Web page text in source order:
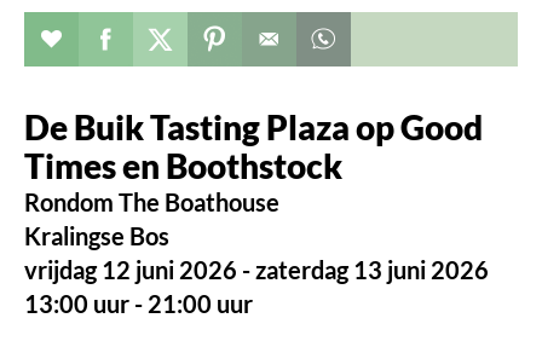
Evenement toevoegen aan favorieten
Deel dit op facebook
Deel dit op twitter
Deel dit op pinterest
De Buik Tasting Plaza op Good
Times en Boothstock
Rondom The Boathouse
Kralingse Bos
vrijdag 12 juni 2026 - zaterdag 13 juni 2026
13:00 uur - 21:00 uur